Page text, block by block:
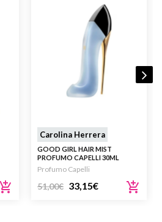
Carolina Herrera
GOOD GIRL HAIR MIST
PROFUMO CAPELLI 30ML
Profumo Capelli
51,00€ 33,15€